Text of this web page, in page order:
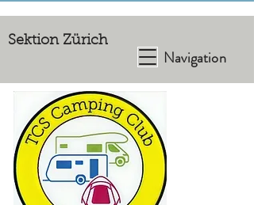
Sektion Zürich
Navigation